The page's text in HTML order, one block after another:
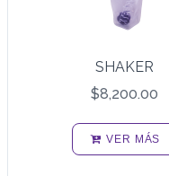
SHAKER
$8,200.00
VER MÁS